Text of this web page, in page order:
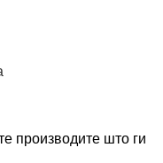
производите што ги